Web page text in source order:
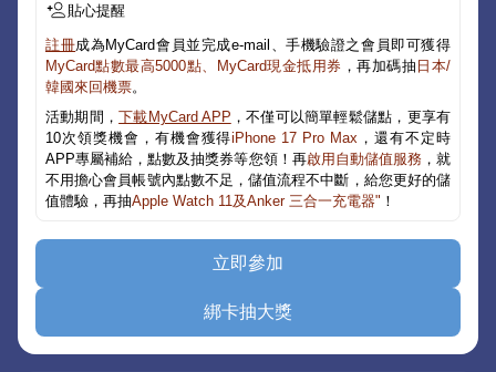
貼心提醒
註冊成為MyCard會員並完成e-mail、手機驗證之會員即可獲得
MyCard點數最高5000點、MyCard現金抵用券 ，再加碼抽 日本/
韓國來回機票。
活動期間，下載MyCard APP ，不僅可以簡單輕鬆儲點，更享有
10次領獎機會，有機會獲得iPhone 17 Pro Max ，還有不定時
APP專屬補給，點數及抽獎券等您領！再啟用自動儲值服務，就
不用擔心會員帳號內點數不足，儲值流程不中斷，給您更好的儲
值體驗，再抽Apple Watch 11及Anker 三合一充電器" ！
立即參加
綁卡抽大獎